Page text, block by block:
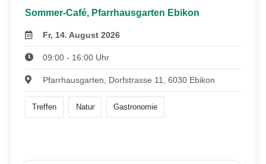
Sommer-Café, Pfarrhausgarten Ebikon
Fr, 14. August 2026
09:00 - 16:00 Uhr
Pfarrhausgarten, Dorfstrasse 11, 6030 Ebikon
Treffen Natur Gastronomie